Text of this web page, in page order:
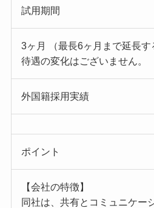
試用期間
3ヶ月 （最長6ヶ月まで延長す
待遇の変化はございません。
外国籍採用実績
ポイント
【会社の特徴】
同社は、共有とコミュニケー